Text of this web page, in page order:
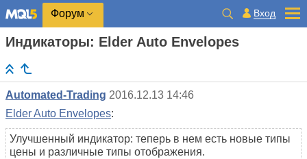
Форум Вход
Индикаторы: Elder Auto Envelopes
Automated-Trading 2016.12.13 14:46
Elder Auto Envelopes:
Улучшенный индикатор: теперь в нем есть новые типы
цены и различные типы отображения.